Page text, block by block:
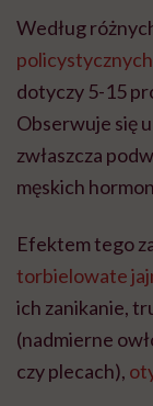
Według
dotyczy 5-15
Obserwuje się
zwłaszcza
męskich
Efektem tego
torbielowate
ich zanikanie,
(nadmierne
czy plecach),